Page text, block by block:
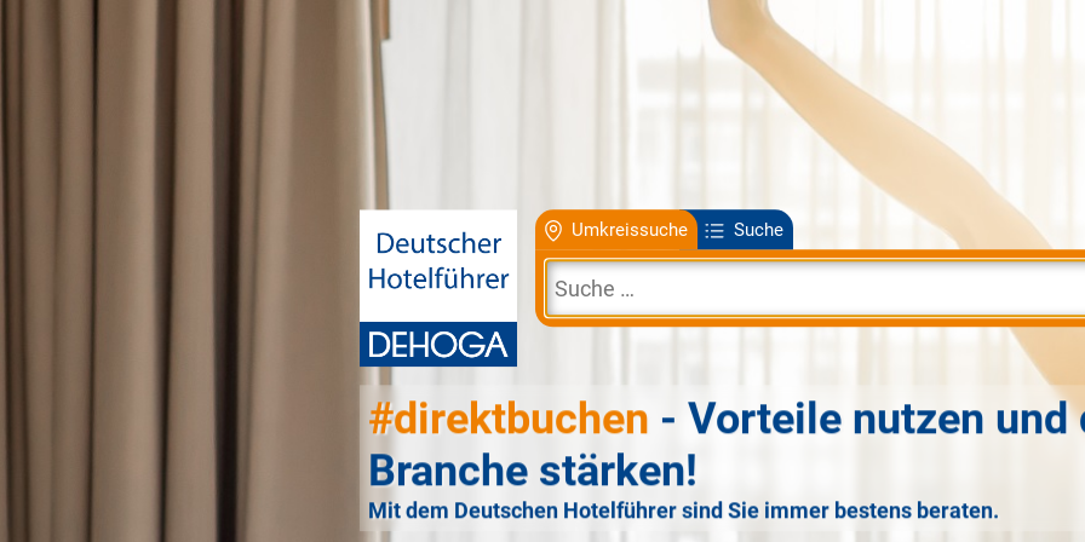
Umkreissuche Suche
#direktbuchen - Vorteile nutzen und
Branche stärken!
Mit dem Deutschen Hotelführer sind Sie immer bestens beraten.